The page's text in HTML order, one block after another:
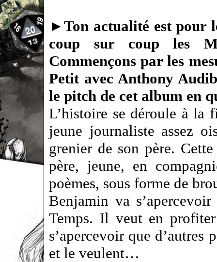
►Ton actualité est pour
coup sur coup les
Commençons par les
Petit avec Anthony
le pitch de cet album en
L’histoire se déroule à la
jeune journaliste assez
grenier de son père.
père, jeune, en
poèmes, sous forme de
Benjamin va
Temps. Il veut en
s’apercevoir que d’autres
et le veulent…